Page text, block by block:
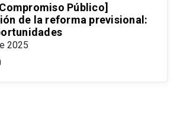
Público]
de la reforma previsional:
2025